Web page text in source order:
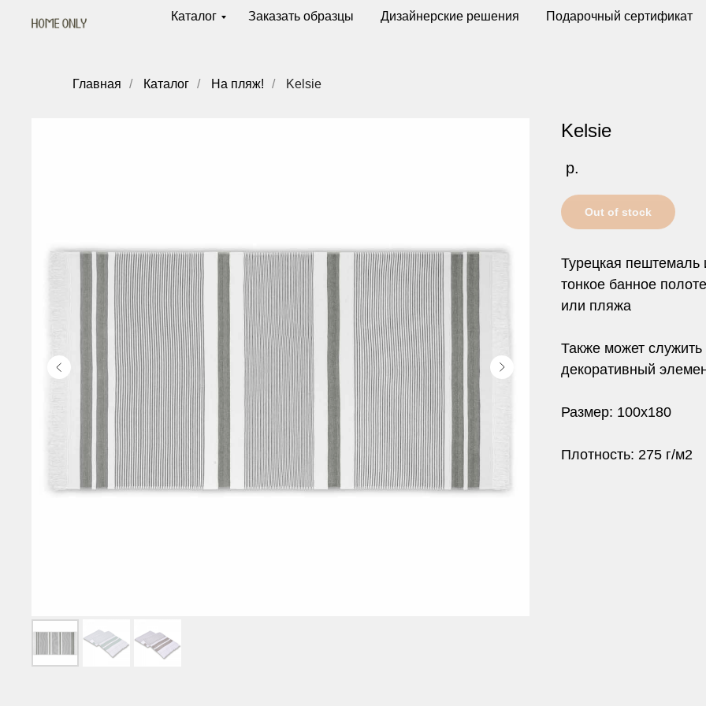
Каталог Заказать образцы Дизайнерские решения Подарочный сертификат
Главная / Каталог / На пляж! / Kelsie
Kelsie
р.
Out of stock
Турецкая пештемаль
тонкое банное
или пляжа
Также может служить
декоративный
Размер: 100х180
Плотность: 275 г/м2